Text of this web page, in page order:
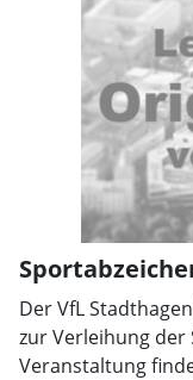
Der VfL
zur Verleihung der
Veranstaltung